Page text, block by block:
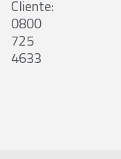
Cliente:
0800
725
4633